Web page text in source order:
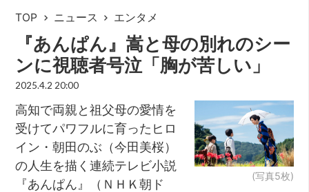
TOP ニュース エンタメ
『あんぱん』嵩と母の別れのシー
ンに視聴者号泣「胸が苦しい」
2025.4.2 20:00
(写真5枚)
高知で両親と祖父母の愛情を
受けてパワフルに育ったヒロ
イン・朝田のぶ（今田美桜）
の人生を描く連続テレビ小説
『あんぱん』（ＮＨＫ朝ド